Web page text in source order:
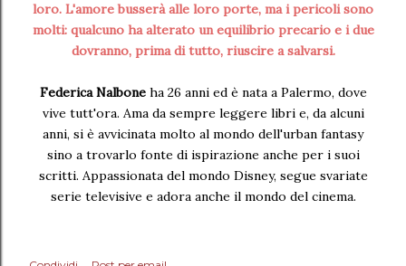
loro. L'amore busserà alle loro porte, ma i pericoli sono
molti: qualcuno ha alterato un equilibrio precario e i due
dovranno, prima di tutto, riuscire a salvarsi.
Federica Nalboneha 26 anni ed è nata a Palermo, dove
vive tutt'ora. Ama da sempre leggere libri e, da alcuni
anni, si è avvicinata molto al mondo dell'urban fantasy
sino a trovarlo fonte di ispirazione anche per i suoi
scritti. Appassionata del mondo Disney, segue svariate
serie televisive e adora anche il mondo del cinema.